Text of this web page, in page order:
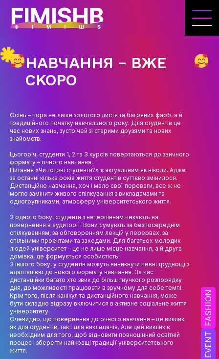
EVENT
FASHION
ГОЛОВНА
ІНДУСТРІЇ ДОЗВІЛЛЯ
МЕТА, ЗАВДАННЯ ТА ІСТОРІЯ КАФЕДРИ
ОСВІТНІ ПРОГРАМИ
СИЛАБУСИ
НАУКА
НАПРЯМИ ДОСЛІДЖЕНЬ
НАУК.РОБОТА СТУДЕНТІВ
ВИДАВНИЧА ДІЯЛЬНІСТЬ
КОНФЕРЕНЦІЇ, СЕМІНАРИ
ПІДВИЩЕННЯ КВАЛІФІКАЦІЇ
ЯКІСТЬ ОСВІТИ
АКАДЕМІЧНА ДОБРОЧЕСНІСТЬ
АКАДЕМІЧНА МОБІЛЬНІСТЬ
НАВЧАННЯ – ВЖЕ
СКОРО
Осінь – пора не лише золотого листя та багряних фарб, а й
традиційного початку навчального року. Для студентів це
час нових знань, зустрічей зі старими друзями та нових
знайомств.
Цьогоріч, студенти 1, 2 та 3 курсів повертаються до звичного
формату – очного навчання.
Питання «Чи готові студенти?» є актуальним як ніколи. Адже
за останні кілька років життя студентів суттєво змінилося.
Дистанційне навчання, хоч і мало свої переваги, все ж не
могло замінити живого спілкування з викладачами та
одногрупниками, атмосферу університетського життя.
З одного боку, студенти з нетерпінням чекають на
повернення в аудиторії. Вони сумують за безпосереднім
спілкуванням, за обговоренням лекцій у перервах, за
спільними проектами та заходами. Для багатьох молодих
людей університет – це не лише місце навчання, а й друга
домівка, де формується особистість.
З іншого боку, у студентів можуть виникнути певні труднощі з
адаптацією до нового формату навчання. За час
дистанційки багато хто звик до більш гнучкого розпорядку
дня, до можливості працювати в зручному для себе темпі.
Крім того, після канікул та дистанційного навчання, може
бути складно відразу включитися в активне соціальне життя
університету.
Очевидно, що повернення до очного навчання – це виклик
як для студентів, так і для викладачів. Але цей виклик є
необхідним для того, щоб відновити повноцінний освітній
процес і зберегти найкращі традиції університетського
життя.